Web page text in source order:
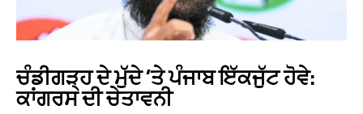
ਚੰਡੀਗੜ੍ਹ ਦੇ ਮੁੱਦੇ ’ਤੇ ਪੰਜਾਬ ਇੱਕਜੁੱਟ ਹੋਵੇ:
ਕਾਂਗਰਸ ਦੀ ਚੇਤਾਵਨੀ